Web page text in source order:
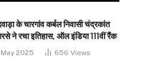
के चारगांव कर्बल निवासी चंद्रकांत
ने रचा इतिहास, ऑल इंडिया 111वीं रैंक
2025 656 Views